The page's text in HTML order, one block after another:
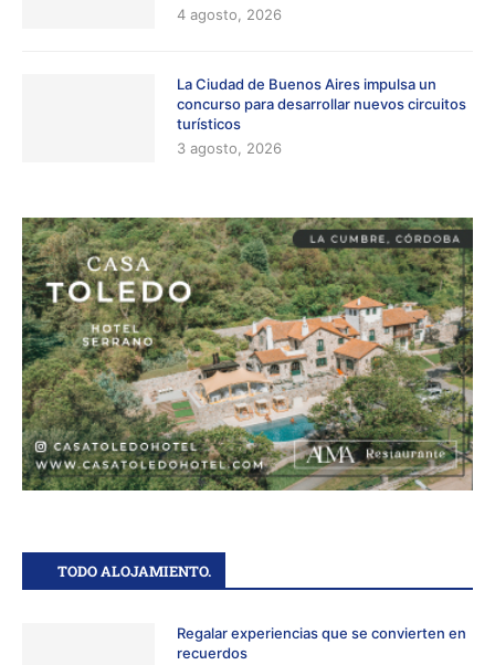
4 agosto, 2026
La Ciudad de Buenos Aires impulsa un
concurso para desarrollar nuevos circuitos
turísticos
3 agosto, 2026
TODO ALOJAMIENTO.
Regalar experiencias que se convierten en
recuerdos